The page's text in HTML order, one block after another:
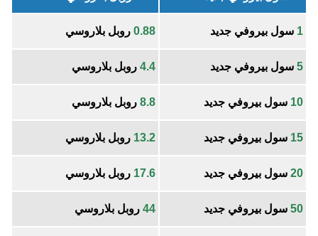
1 سول بيروفي جديد 0.88 روبل بلاروسي
5 سول بيروفي جديد 4.4 روبل بلاروسي
10 سول بيروفي جديد 8.8 روبل بلاروسي
15 سول بيروفي جديد 13.2 روبل بلاروسي
20 سول بيروفي جديد 17.6 روبل بلاروسي
50 سول بيروفي جديد 44 روبل بلاروسي